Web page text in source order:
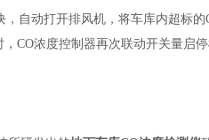
自动打开排风机，将车库内超标
CO浓度控制器再次联动开关量启